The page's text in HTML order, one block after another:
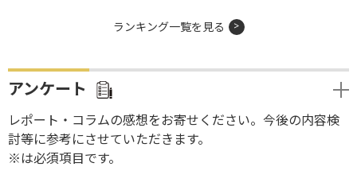
ランキング一覧を見る
アンケート
レポート・コラムの感想をお寄せください。今後の内容検
討等に参考にさせていただきます。
※は必須項目です。